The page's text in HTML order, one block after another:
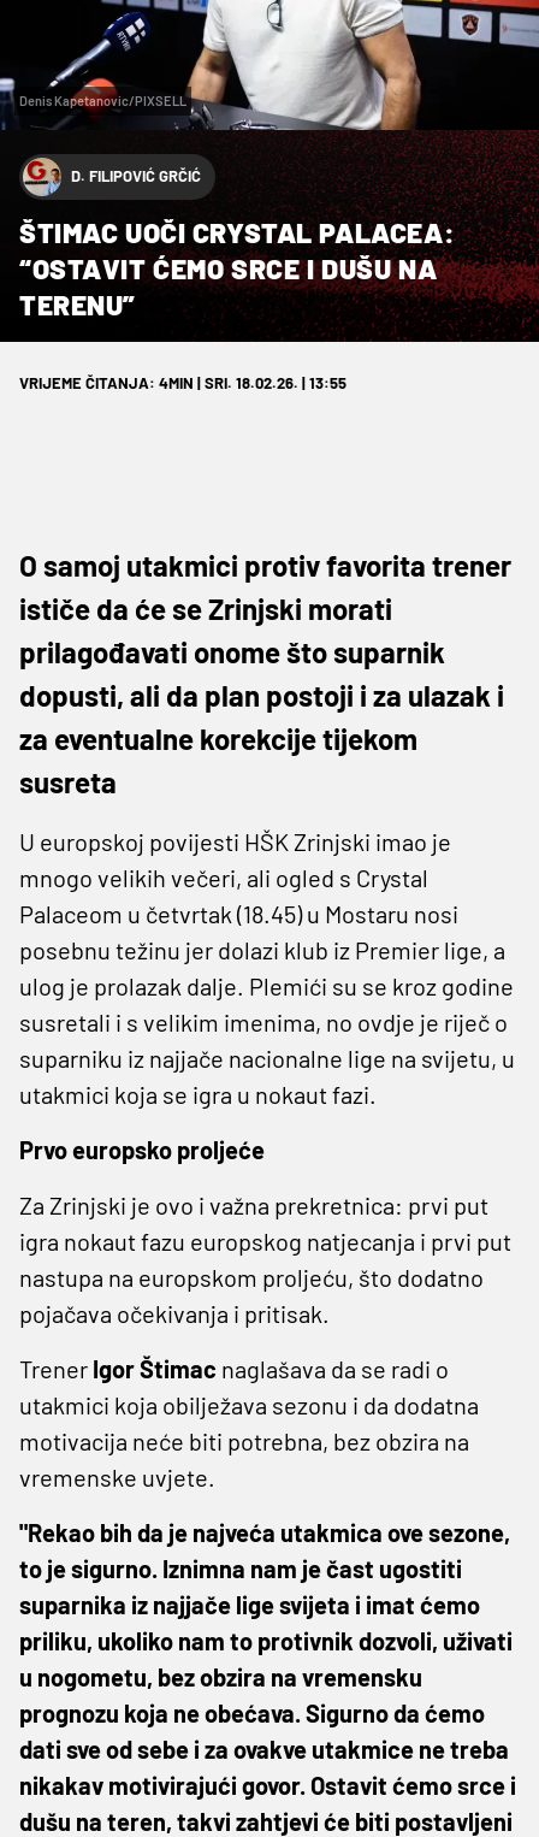
Denis Kapetanovic/PIXSELL
D. FILIPOVIĆ GRČIĆ
ŠTIMAC UOČI CRYSTAL PALACEA:
“OSTAVIT ĆEMO SRCE I DUŠU NA
TERENU”
VRIJEME ČITANJA: 4MIN | SRI. 18.02.26. | 13:55
O samoj utakmici protiv favorita trener
ističe da će se Zrinjski morati
prilagođavati onome što suparnik
dopusti, ali da plan postoji i za ulazak i
za eventualne korekcije tijekom
susreta
U europskoj povijesti HŠK Zrinjski imao je
mnogo velikih večeri, ali ogled s Crystal
Palaceom u četvrtak (18.45) u Mostaru nosi
posebnu težinu jer dolazi klub iz Premier lige, a
ulog je prolazak dalje. Plemići su se kroz godine
susretali i s velikim imenima, no ovdje je riječ o
suparniku iz najjače nacionalne lige na svijetu, u
utakmici koja se igra u nokaut fazi.
Prvo europsko proljeće
Za Zrinjski je ovo i važna prekretnica: prvi put
igra nokaut fazu europskog natjecanja i prvi put
nastupa na europskom proljeću, što dodatno
pojačava očekivanja i pritisak.
Trener Igor Štimac naglašava da se radi o
utakmici koja obilježava sezonu i da dodatna
motivacija neće biti potrebna, bez obzira na
vremenske uvjete.
"Rekao bih da je najveća utakmica ove sezone,
to je sigurno. Iznimna nam je čast ugostiti
suparnika iz najjače lige svijeta i imat ćemo
priliku, ukoliko nam to protivnik dozvoli, uživati
u nogometu, bez obzira na vremensku
prognozu koja ne obećava. Sigurno da ćemo
dati sve od sebe i za ovakve utakmice ne treba
nikakav motivirajući govor. Ostavit ćemo srce i
dušu na teren, takvi zahtjevi će biti postavljeni